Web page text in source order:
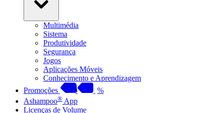
Multimédia
Sistema
Produtividade
Segurança
Jogos
Aplicações Móveis
Conhecimento e Aprendizagem
Promoções
%
Ashampoo® App
Licenças de Volume